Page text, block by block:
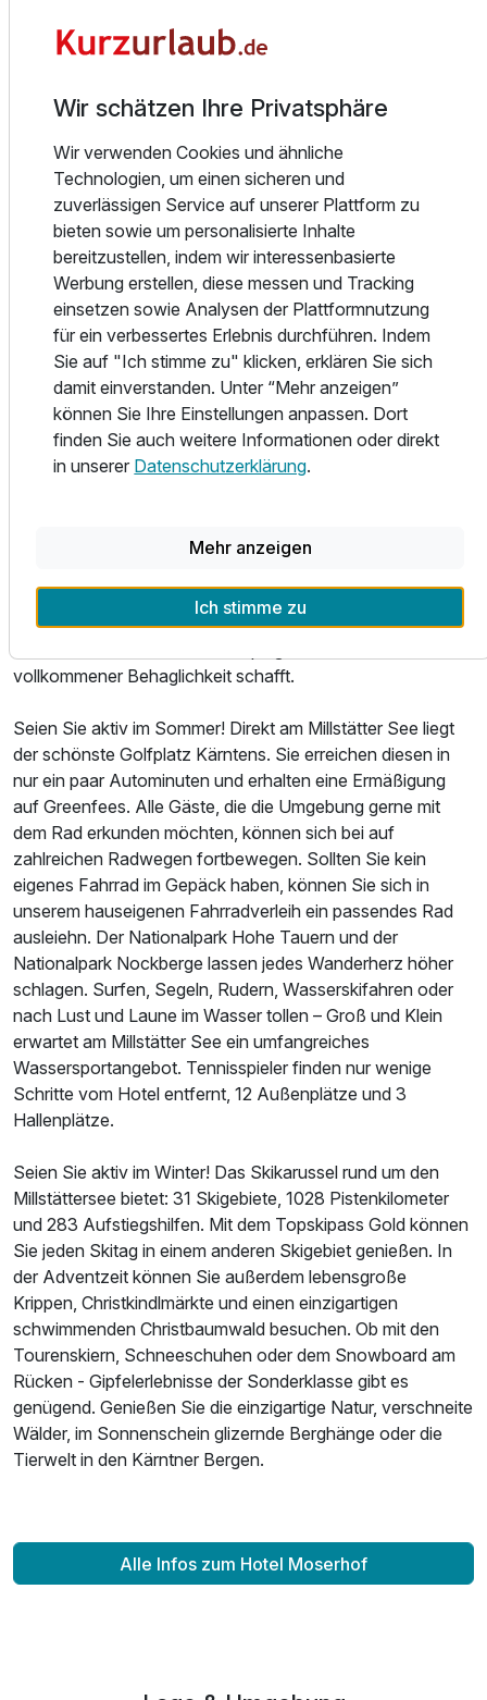
2 Erwachsene
Ausstattung
Doppelzimmer Superior
2 Erwachsene
Ausstattung
Zusatznächte
Für 4 Tage p.P. ab432,00 €
Einzelzimmer
1 Erwachsenen
Säften, Müsliecke und Teebar - Morgenluxus bis 11 Uhr.
von Seeboden. Das Moserhof SichtSPA verfügt über ein
Sanarium (55 °C), einer finnischen Zirben-Sauna (95 °C),
ein Sole-Dampfbad mit Farbspiel, einer Infrarotkabine und
einer Saunaterrasse zum frische Luft schnappen. Nach
dem Saunieren genießen Sie eine Tasse Tee oder
Quellwasser von unserer Tee-Ecke. Das Hallenbad mit
Massagedüsen, Bodensprudel und einer
Gegenschwimmanlage verspricht heilende Wirkung bei
Verspannungen und zeigt sich als idealer Helfer nach
einem Aktivtag. Im Fitnessraum können Sie kräftig
schwitzen und strampeln. Hier findet ein Sportlerherz alles,,
was man für Ausdauer- und Krafttraining benötigt.
Vollkommenste Ruhe finden erwartet Sie im Wolkenraum
mit entspannenden Liegen und beruhigendem Farbspiel.
natürlich gestaltete Badeteich ist mit gemütlichen
ausgestattet. Vor allem abends wird der Badeteich zum
Geheimtipp für Romantiker, wenn sich das Licht zahlreicher
vollkommener Behaglichkeit schafft.
Seien Sie aktiv im Sommer! Direkt am Millstätter See liegt
der schönste Golfplatz Kärntens. Sie erreichen diesen in
nur ein paar Autominuten und erhalten eine Ermäßigung
auf Greenfees. Alle Gäste, die die Umgebung gerne mit
dem Rad erkunden möchten, können sich bei auf
zahlreichen Radwegen fortbewegen. Sollten Sie kein
eigenes Fahrrad im Gepäck haben, können Sie sich in
unserem hauseigenen Fahrradverleih ein passendes Rad
ausleiehn. Der Nationalpark Hohe Tauern und der
Nationalpark Nockberge lassen jedes Wanderherz höher
schlagen. Surfen, Segeln, Rudern, Wasserskifahren oder
nach Lust und Laune im Wasser tollen – Groß und Klein
erwartet am Millstätter See ein umfangreiches
Wassersportangebot. Tennisspieler finden nur wenige
Schritte vom Hotel entfernt, 12 Außenplätze und 3
Hallenplätze.
Seien Sie aktiv im Winter! Das Skikarussel rund um den
Millstättersee bietet: 31 Skigebiete, 1028 Pistenkilometer
und 283 Aufstiegshilfen. Mit dem Topskipass Gold können
Sie jeden Skitag in einem anderen Skigebiet genießen. In
der Adventzeit können Sie außerdem lebensgroße
Krippen, Christkindlmärkte und einen einzigartigen
schwimmenden Christbaumwald besuchen. Ob mit den
Tourenskiern, Schneeschuhen oder dem Snowboard am
Rücken - Gipfelerlebnisse der Sonderklasse gibt es
genügend. Genießen Sie die einzigartige Natur, verschneite
Wälder, im Sonnenschein glizernde Berghänge oder die
Tierwelt in den Kärntner Bergen.
Alle Infos zum Hotel Moserhof
Wir schätzen Ihre Privatsphäre
Wir verwenden Cookies und ähnliche
Technologien, um einen sicheren und
zuverlässigen Service auf unserer Plattform zu
bieten sowie um personalisierte Inhalte
bereitzustellen, indem wir interessenbasierte
Werbung erstellen, diese messen und Tracking
einsetzen sowie Analysen der Plattformnutzung
für ein verbessertes Erlebnis durchführen. Indem
Sie auf "Ich stimme zu" klicken, erklären Sie sich
damit einverstanden. Unter “Mehr anzeigen”
können Sie Ihre Einstellungen anpassen. Dort
finden Sie auch weitere Informationen oder direkt
in unserer Datenschutzerklärung.
Mehr anzeigen
Ich stimme zu